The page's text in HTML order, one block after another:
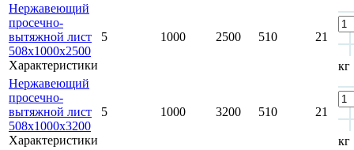
Нержавеющий
просечно-
вытяжной лист
508x1000x2500
Характеристики
5 1000 2500 510 21
кг
Нержавеющий
просечно-
вытяжной лист
508x1000x3200
Характеристики
5 1000 3200 510 21
кг